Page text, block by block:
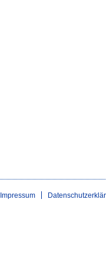
Impressum